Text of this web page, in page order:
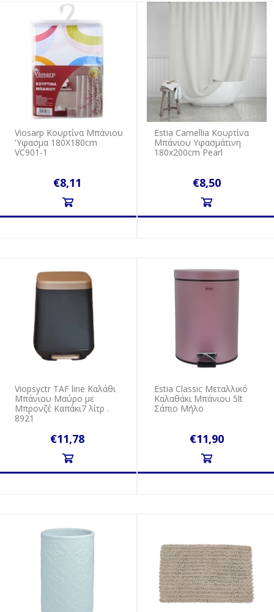
Viosarp Κουρτίνα Μπάνιου
'Υφασμα 180Χ180cm
VC901-1
€8,11
Estia Camellia Κουρτίνα
Μπάνιου Υφασμάτινη
180x200cm Pearl
€8,50
Viopsyctr ΤAF line Καλάθι
Μπάνιου Μαύρο με
Μπρονζέ Καπάκι7 λίτρ .
8921
€11,78
Estia Classic Μεταλλικό
Καλαθάκι Μπάνιου 5lt
Σάπιο Μήλο
€11,90